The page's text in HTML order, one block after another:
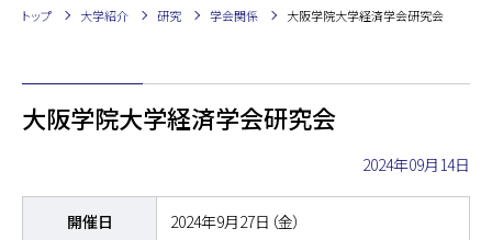
トップ 大学紹介 研究 学会関係 大阪学院大学経済学会研究会
大阪学院大学経済学会研究会
2024年09月14日
開催日 2024年9月27日（金）